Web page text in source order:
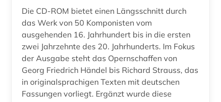
bildnis (1)
bildpostkarte (1)
bildung (1)
bildungsforschung (1)
Serbien (1)
Spanien (4)
Suedasien (1)
Tschechische Republik (3)
Tuerkei (1)
Die CD-ROM bietet einen Längsschnitt durch
das Werk von 50 Komponisten vom
ausgehenden 16. Jahrhundert bis in die ersten
zwei Jahrzehnte des 20. Jahrhunderts. Im Fokus
der Ausgabe steht das Opernschaffen von
Georg Friedrich Händel bis Richard Strauss, das
in originalsprachigen Texten mit deutschen
Fassungen vorliegt. Ergänzt wurde diese